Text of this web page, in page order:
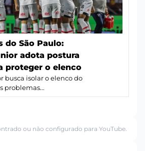
do São Paulo:
adota postura
proteger o elenco
busca isolar o elenco do
problemas...
ou não configurado para YouTube.